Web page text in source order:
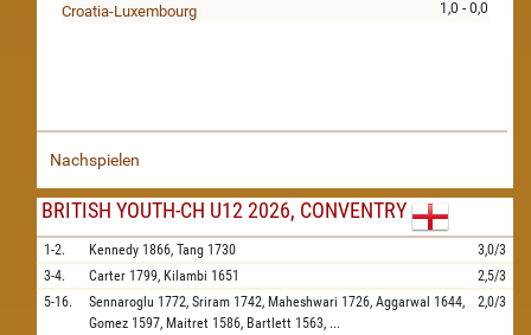
1,0 - 0,0
Croatia-Luxembourg
Nachspielen
BRITISH YOUTH-CH U12 2026, CONVENTRY
1-2. Kennedy 1866, Tang 1730
3,0/3
3-4.
Carter 1799, Kilambi 1651
2,5/3
5-16.
Sennaroglu 1772, Sriram 1742, Maheshwari 1726, Aggarwal 1644,
Gomez 1597, Maitret 1586, Bartlett 1563, ...
2,0/3